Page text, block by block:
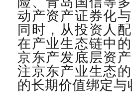
动产资产证券化
同时，从投资人
在产业生态链中
京东产发底层资
注京东产业生态
的长期价值绑定与